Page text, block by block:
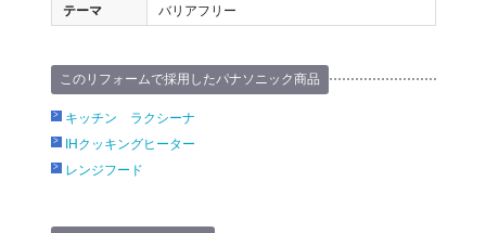
テーマ
バリアフリー
このリフォームで採用したパナソニック商品
キッチン ラクシーナ
IHクッキングヒーター
レンジフード